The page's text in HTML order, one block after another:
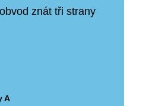
znát tři strany
A